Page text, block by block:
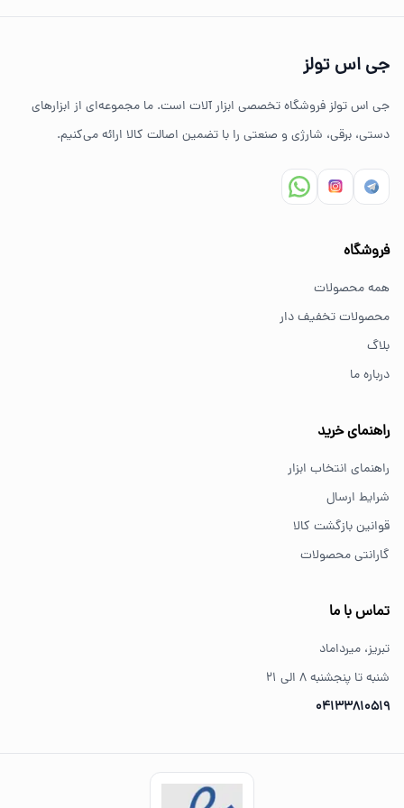
ضمانت اصالت کالا
مشاوره تخصصی خرید ابزار
برای کارهای خانگی معمولاً ابزارهای سبک مانند دریل شارژی،
از کجا ابزار اصل بخریم؟
جی اس تولز
جی اس تولز فروشگاه تخصصی ابزار آلات است. ما مجموعه‌ای از ابزارهای
دستی، برقی، شارژی و صنعتی را با تضمین اصالت کالا ارائه می‌کنیم.
فروشگاه
همه محصولات
محصولات تخفیف دار
بلاگ
درباره ما
راهنمای خرید
راهنمای انتخاب ابزار
شرایط ارسال
قوانین بازگشت کالا
گارانتی محصولات
تماس با ما
تبریز، میرداماد
شنبه تا پنجشنبه ۸ الی ۲۱
04133810519